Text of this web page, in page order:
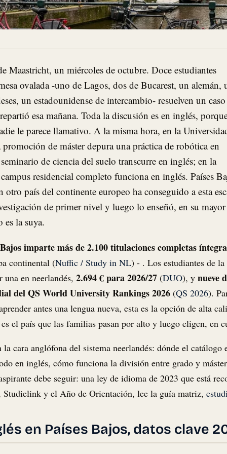
Maastricht, un miércoles de octubre. Doce estudiantes
ovalada -uno de Lagos, dos de Bucarest, un alemán,
un estadounidense de intercambio- resuelven un
esa mañana. Toda la discusión es en inglés,
le parece llamativo. A la misma hora, en la
de máster depura una práctica de robótica en
de ciencia del suelo transcurre en inglés; en la
residencial completo funciona en inglés. Países
país del continente europeo ha conseguido a esta
de primer nivel y luego lo enseñó, en su mayor
es la suya.
imparte más de 2.100 titulaciones completas
continental (Nuffic / Study in NL) - . Los estudiantes de
una en neerlandés, 2.694 € para 2026/27 (DUO), y nueve
del QS World University Rankings 2026 (QS 2026).
antes una lengua nueva, esta es la opción de alta
el país que las familias pasan por alto y luego eligen, en
la cara anglófona del sistema neerlandés: dónde el
en inglés, cómo funciona la división entre grado y
debe seguir: una ley de idioma de 2023 que está
Studielink y el Año de Orientación, lee la guía matriz,
en Países Bajos, datos clave